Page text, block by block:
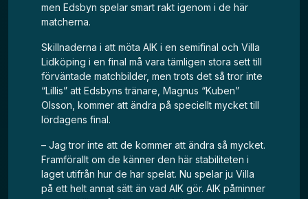
men Edsbyn spelar smart rakt igenom i de här
matcherna.
Skillnaderna i att möta AIK i en semifinal och Villa
Lidköping i en final må vara tämligen stora sett till
förväntade matchbilder, men trots det så tror inte
“Lillis” att Edsbyns tränare, Magnus “Kuben”
Olsson, kommer att ändra på speciellt mycket till
lördagens final.
– Jag tror inte att de kommer att ändra så mycket.
Framförallt om de känner den här stabiliteten i
laget utifrån hur de har spelat. Nu spelar ju Villa
på ett helt annat sätt än vad AIK gör. AIK påminner